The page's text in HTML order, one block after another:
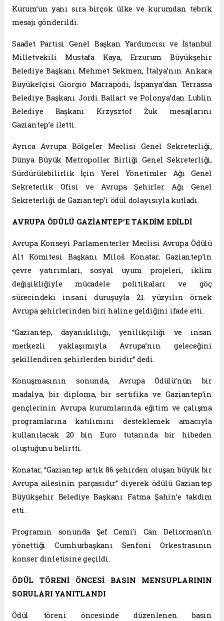
Kurum’un yanı sıra birçok ülke ve kurumdan tebrik
mesajı gönderildi.
Saadet Partisi Genel Başkan Yardımcısı ve İstanbul
Milletvekili Mustafa Kaya, Erzurum Büyükşehir
Belediye Başkanı Mehmet Sekmen, İtalya’nın Ankara
Büyükelçisi Giorgio Marrapodi, İspanya’dan Terrassa
Belediye Başkanı Jordi Ballart ve Polonya’dan Lublin
Belediye Başkanı Krzysztof Żuk mesajlarını
Gaziantep’e iletti.
Ayrıca Avrupa Bölgeler Meclisi Genel Sekreterliği,
Dünya Büyük Metropoller Birliği Genel Sekreterliği,
Sürdürülebilirlik İçin Yerel Yönetimler Ağı Genel
Sekreterlik Ofisi ve Avrupa Şehirler Ağı Genel
Sekreterliği de Gaziantep’i ödül dolayısıyla kutladı.
AVRUPA ÖDÜLÜ GAZİANTEP’E TAKDİM EDİLDİ
Avrupa Konseyi Parlamenterler Meclisi Avrupa Ödülü
Alt Komitesi Başkanı Miloš Konatar, Gaziantep’in
çevre yatırımları, sosyal uyum projeleri, iklim
değişikliğiyle mücadele politikaları ve göç
sürecindeki insani duruşuyla 21. yüzyılın örnek
Avrupa şehirlerinden biri haline geldiğini ifade etti.
“Gaziantep, dayanıklılığı, yenilikçiliği ve insan
merkezli yaklaşımıyla Avrupa’nın geleceğini
şekillendiren şehirlerden biridir” dedi.
Konuşmasının sonunda, Avrupa Ödülü’nün bir
madalya, bir diploma, bir sertifika ve Gaziantep’in
gençlerinin Avrupa kurumlarında eğitim ve çalışma
programlarına katılımını desteklemek amacıyla
kullanılacak 20 bin Euro tutarında bir hibeden
oluştuğunu belirtti.
Konatar, “Gaziantep artık 86 şehirden oluşan büyük bir
Avrupa ailesinin parçasıdır” diyerek ödülü Gaziantep
Büyükşehir Belediye Başkanı Fatma Şahin’e takdim
etti.
Programın sonunda Şef Cemi'i Can Deliorman’ın
yönettiği Cumhurbaşkanı Senfoni Orkestrasının
konser dinletisine geçildi.
ÖDÜL TÖRENİ ÖNCESİ BASIN MENSUPLARININ
SORULARI YANITLANDI
Ödül töreni öncesinde düzenlenen basın